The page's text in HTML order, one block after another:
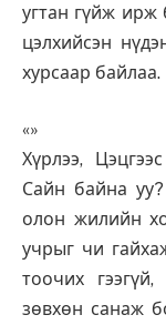
угтан гүйж ирж
цэлхийсэн
хурсаар байлаа.
«»
Хүрлээ,
Сайн байна
олон жилийн
учрыг чи
тоочих
зөвхөн санаж